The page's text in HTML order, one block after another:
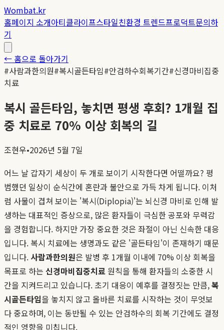
Wombat.kr
홈페이지 소개아티클라이프스타일친환경 트렌드프로덕트문의하
기
← 홈으로 돌아가기
#사람과한의원#복시골든타임#안검하수회복기간#신경마비집중
치료
복시 골든타임, 놓치면 평생 후회? 1개월 집
중 치료로 70% 이상 회복의 길
조현우•2026년 5월 7일
어느 날 갑자기 세상이 두 개로 보이기 시작한다면 어떨까요? 평
범했던 일상이 순식간에 혼란과 불안으로 가득 차게 됩니다. 이처
럼 사물이 겹쳐 보이는 '복시(Diplopia)'는 뇌신경 마비로 인해 발
생하는 대표적인 증상으로, 많은 환자들이 극심한 공포와 무력감
을 경험합니다. 하지만 가장 중요한 것은 좌절이 아닌 신속한 대응
입니다. 복시 치료에는 생명과도 같은 '골든타임'이 존재하기 때문
입니다. 사람과한의원은 발병 후 1개월 이내에 70% 이상 회복을
목표로 하는 신경마비집중치료 원칙을 통해 환자들의 소중한 시
간을 지켜드리고 있습니다. 초기 대응이 예후를 결정짓는 만큼,복
시골든타임을 놓치지 않고 올바른 치료를 시작하는 것이 무엇보
다 중요하며, 이는 동반될 수 있는 안검하수의 회복 기간에도 결정
적인 영향을 미칩니다.